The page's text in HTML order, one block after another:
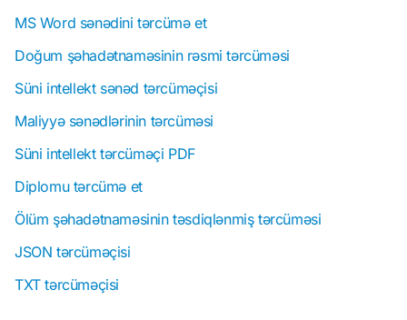
MS Word sənədini tərcümə et
Doğum şəhadətnaməsinin rəsmi tərcüməsi
Süni intellekt sənəd tərcüməçisi
Maliyyə sənədlərinin tərcüməsi
Süni intellekt tərcüməçi PDF
Diplomu tərcümə et
Ölüm şəhadətnaməsinin təsdiqlənmiş tərcüməsi
JSON tərcüməçisi
TXT tərcüməçisi